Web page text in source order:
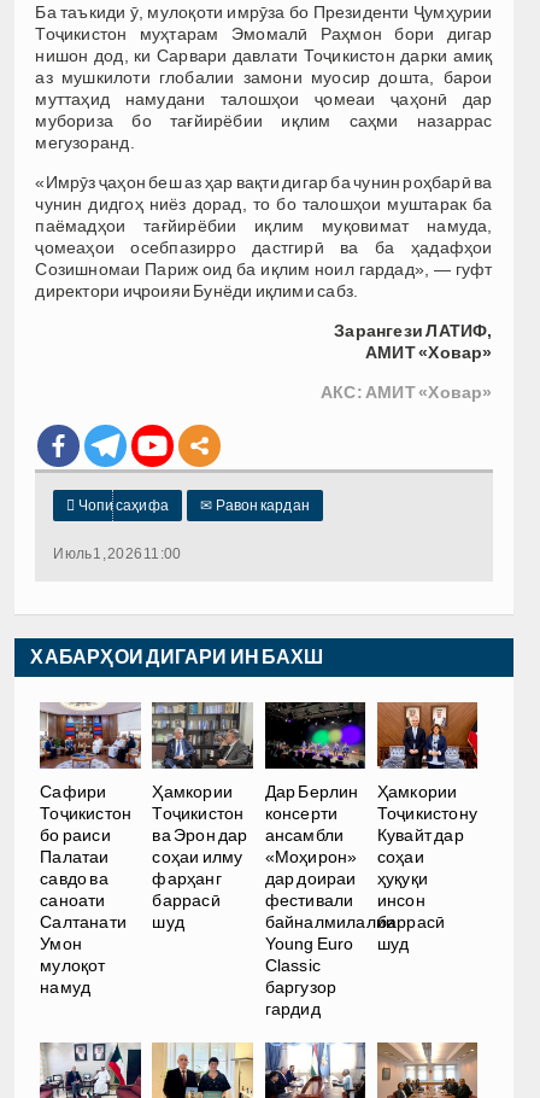
Ба таъкиди ӯ, мулоқоти имрӯза бо Президенти Ҷумҳурии
Тоҷикистон муҳтарам Эмомалӣ Раҳмон бори дигар
нишон дод, ки Сарвари давлати Тоҷикистон дарки амиқ
аз мушкилоти глобалии замони муосир дошта, барои
муттаҳид намудани талошҳои ҷомеаи ҷаҳонӣ дар
мубориза бо тағйирёбии иқлим саҳми назаррас
мегузоранд.
«Имрӯз ҷаҳон беш аз ҳар вақти дигар ба чунин роҳбарӣ ва
чунин дидгоҳ ниёз дорад, то бо талошҳои муштарак ба
паёмадҳои тағйирёбии иқлим муқовимат намуда,
ҷомеаҳои осебпазирро дастгирӣ ва ба ҳадафҳои
Созишномаи Париж оид ба иқлим ноил гардад», — гуфт
директори иҷроияи Бунёди иқлими сабз.
Зарангези ЛАТИФ,
АМИТ «Ховар»
АКС: АМИТ «Ховар»
 Чопи саҳифа ✉ Равон кардан
Июль 1, 2026 11:00
ХАБАРҲОИ ДИГАРИ ИН БАХШ
Сафири
Тоҷикистон
бо раиси
Палатаи
савдо ва
саноати
Салтанати
Умон
мулоқот
намуд
Ҳамкории
Тоҷикистон
ва Эрон дар
соҳаи илму
фарҳанг
баррасӣ
шуд
Дар Берлин
консерти
ансамбли
«Моҳирон»
дар доираи
фестивали
байналмилалии
Young Euro
Classic
баргузор
гардид
Ҳамкории
Тоҷикистону
Кувайт дар
соҳаи
ҳуқуқи
инсон
баррасӣ
шуд